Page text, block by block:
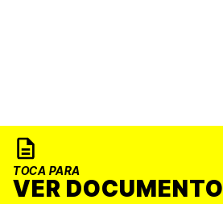
TOCA PARA
VER DOCUMENTO